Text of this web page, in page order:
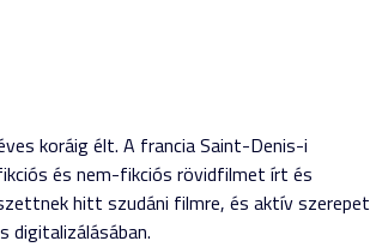
koráig élt. A francia Saint-Denis-i
és nem-fikciós rövidfilmet írt és
hitt szudáni filmre, és aktív szerepet
digitalizálásában.